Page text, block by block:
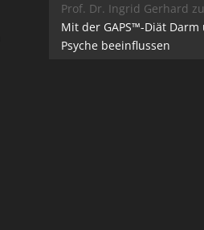
Prof. Dr. Ingrid Gerhard zu
Mit der GAPS™-Diät Darm
Psyche beeinflussen